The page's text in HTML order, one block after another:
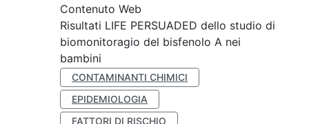
Contenuto Web
Risultati LIFE PERSUADED dello studio di
biomonitoragio del bisfenolo A nei
bambini
CONTAMINANTI CHIMICI
EPIDEMIOLOGIA
FATTORI DI RISCHIO